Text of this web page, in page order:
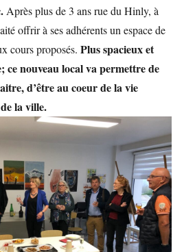
Après plus de 3 ans rue du Hinly, à
offrir à ses adhérents un espace de
cours proposés.Plus spacieux et
ce nouveau local va permettre de
d’être au coeur de la vie
la ville.